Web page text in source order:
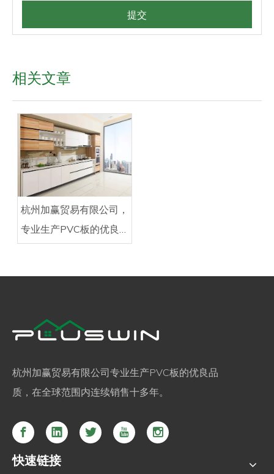
提交
相关文章
杭州加赢贸易有限公司，
专业生产PVC板的优良
杭州加赢贸易有限公司专业生产PVC板的优良品
质，在全球范围内连续销售十多年。
快速链接